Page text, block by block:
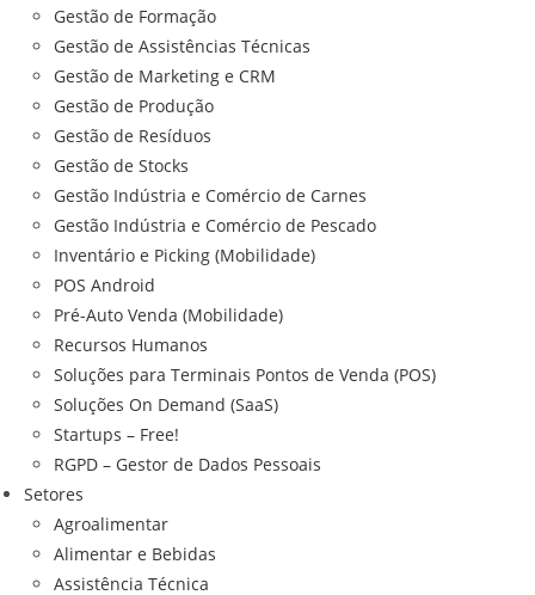
Gestão de Formação
Gestão de Assistências Técnicas
Gestão de Marketing e CRM
Gestão de Produção
Gestão de Resíduos
Gestão de Stocks
Gestão Indústria e Comércio de Carnes
Gestão Indústria e Comércio de Pescado
Inventário e Picking (Mobilidade)
POS Android
Pré-Auto Venda (Mobilidade)
Recursos Humanos
Soluções para Terminais Pontos de Venda (POS)
Soluções On Demand (SaaS)
Startups – Free!
RGPD – Gestor de Dados Pessoais
Setores
Agroalimentar
Alimentar e Bebidas
Assistência Técnica